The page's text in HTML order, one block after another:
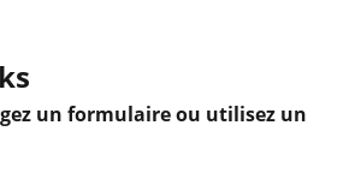
un formulaire ou utilisez un